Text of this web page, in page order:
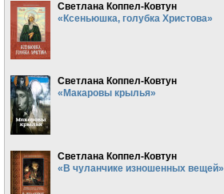
Светлана Коппел-Ковтун
«Ксеньюшка, голубка Христова»
Светлана Коппел-Ковтун
«Макаровы крылья»
Светлана Коппел-Ковтун
«В чуланчике изношенных вещей»